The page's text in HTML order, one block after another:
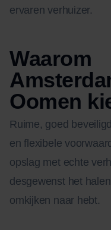
ervaren verhuizer.
Waarom
Oomen
Ruime, goed
en flexibele
opslag met echte
desgewenst het
omkijken naar hebt.